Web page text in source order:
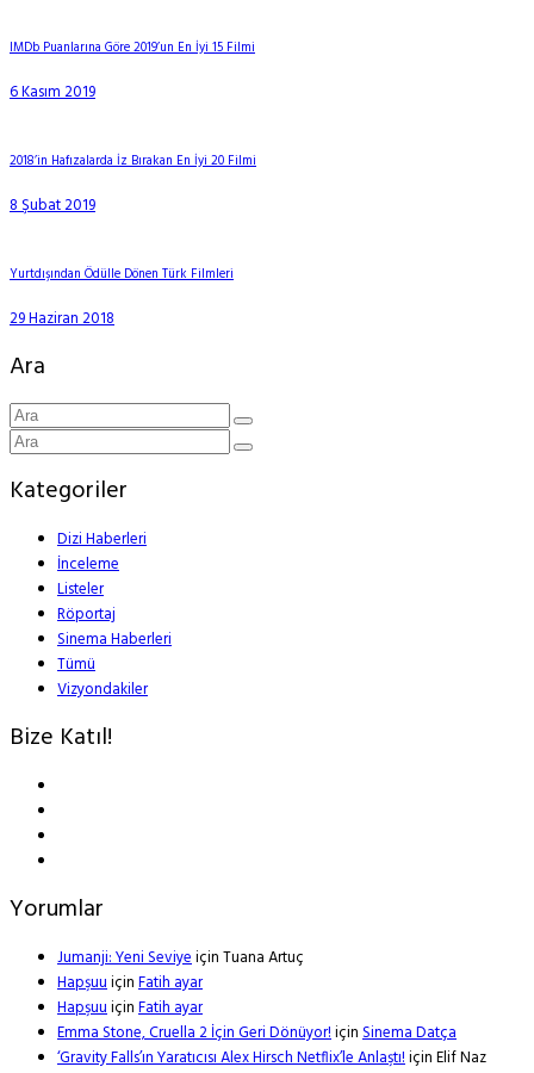
IMDb Puanlarına Göre 2019’un En İyi 15 Filmi
6 Kasım 2019
2018’in Hafızalarda İz Bırakan En İyi 20 Filmi
8 Şubat 2019
Yurtdışından Ödülle Dönen Türk Filmleri
29 Haziran 2018
Ara
Kategoriler
Dizi Haberleri
İnceleme
Listeler
Röportaj
Sinema Haberleri
Tümü
Vizyondakiler
Bize Katıl!
Yorumlar
Jumanji: Yeni SeviyeiçinTuana Artuç
HapşuuiçinFatih ayar
HapşuuiçinFatih ayar
Emma Stone, Cruella 2 İçin Geri Dönüyor!içinSinema Datça
‘Gravity Falls’ın Yaratıcısı Alex Hirsch Netflix’le Anlaştı!içinElif Naz